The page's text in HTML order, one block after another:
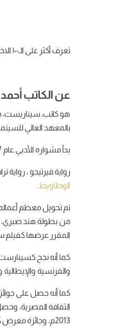
تعرف أكثر على الـ١٠٠ الاخرين الذين أثروا في صناعة السينما العربية:
عن الكاتب أحمد
بالمعهد العالي للسينما لدراسة
بدأ مشواره الأدبي عام 2007م، حيث صدر له :
رواية فيرتيجو ، رواية
الوطاويط.
تم تحويل معظم أعماله
المقرر عرضها كفيلم
والفرنسية والإيطالية
الثقافة المصرية،
2013م، وجائزة معرض كتاب القاهرة الدولي عن رواية الفيل الأزرق في نفس العام.